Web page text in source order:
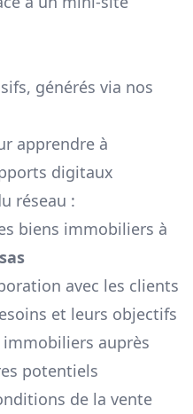
générés via nos
apprendre à
digitaux
réseau :
biens immobiliers à
avec les clients
et leurs objectifs
auprès
potentiels
de la vente